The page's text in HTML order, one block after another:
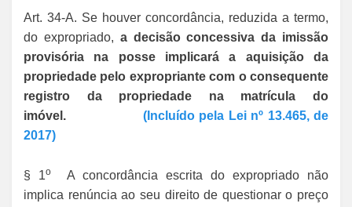
Art. 34-A. Se houver concordância, reduzida a termo,
do expropriado, a decisão concessiva da imissão
provisória na posse implicará a aquisição da
propriedade pelo expropriante com o consequente
registro da propriedade na matrícula do
imóvel. (Incluído pela Lei nº 13.465, de
2017)
§ 1o
A concordância escrita do expropriado não
implica renúncia ao seu direito de questionar o preço